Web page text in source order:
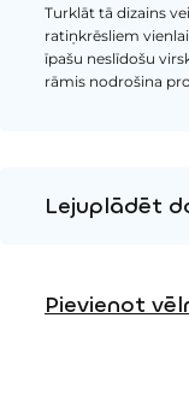
Turklāt tā dizains
ratiņkrēsliem
īpašu neslīdošu
rāmis nodrošina
Lejuplādēt
Pievienot